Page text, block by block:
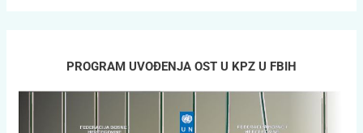
PROGRAM UVOĐENJA OST U KPZ U FBIH